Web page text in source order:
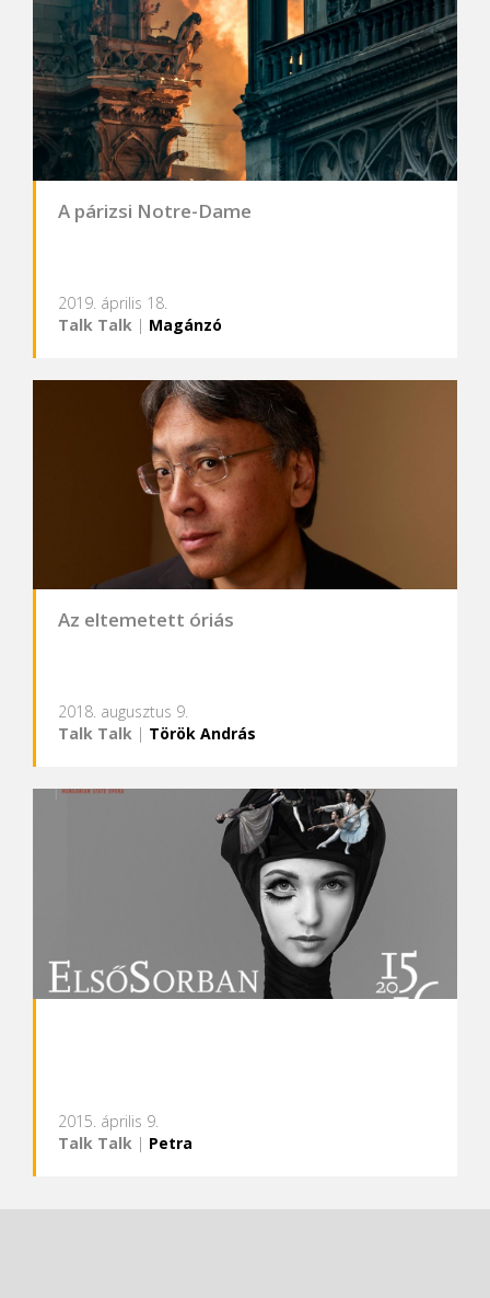
A párizsi Notre-Dame
2019. április 18.
Talk Talk | Magánzó
Az eltemetett óriás
2018. augusztus 9.
Talk Talk | Török András
2015. április 9.
Talk Talk | Petra